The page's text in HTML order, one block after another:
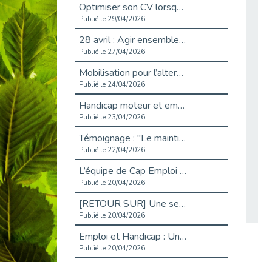
Optimiser son CV lorsqu’on est en situation de handicap
Publié le 29/04/2026
28 avril : Agir ensemble pour une culture de prévention au travail
Publié le 27/04/2026
Mobilisation pour l’alternance et le handicap
Publié le 24/04/2026
Handicap moteur et emploi : réussir ses recrutements vidéo
Publié le 23/04/2026
Témoignage : "Le maintien en emploi est un investissement, pas une contrainte."
Publié le 22/04/2026
L’équipe de Cap Emploi 92 s’agrandit : Bienvenue à Charmila, Khoudia et Fadila !
Publié le 20/04/2026
[RETOUR SUR] Une session de recrutement inclusive réussie à Asnières !
Publié le 20/04/2026
Emploi et Handicap : Une alliance de style entre Cap Emploi 92 et La Cravate Solidaire
Publié le 20/04/2026